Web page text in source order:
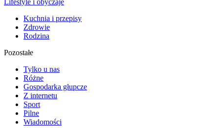
Kuchnia i przepisy
Zdrowie
Rodzina
Pozostałe
Tylko u nas
Różne
Gospodarka głupcze
Z internetu
Sport
Pilne
Wiadomości